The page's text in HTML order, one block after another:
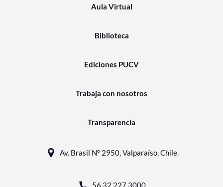
Aula Virtual
Biblioteca
Ediciones PUCV
Trabaja con nosotros
Transparencia
Av. Brasil N° 2950, Valparaíso, Chile.
56 32 227 3000